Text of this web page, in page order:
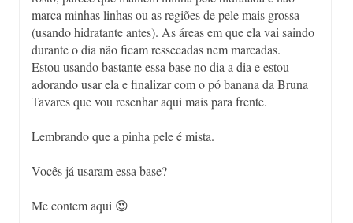
marca minhas linhas ou as regiões de pele mais grossa
(usando hidratante antes). As áreas em que ela vai saindo
durante o dia não ficam ressecadas nem marcadas.
Estou usando bastante essa base no dia a dia e estou
adorando usar ela e finalizar com o pó banana da Bruna
Tavares que vou resenhar aqui mais para frente.
Lembrando que a pinha pele é mista.
Vocês já usaram essa base?
Me contem aqui 😍